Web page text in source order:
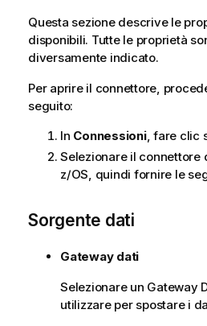
r
m
a
i
c
Questa sezione descrive le
disponibili. Tutte le proprietà
diversamente indicato.
Per aprire il connettore,
seguito:
In Connessioni, fare clic
Selezionare il connettore
z/OS , quindi fornire le
Sorgente dati
Gateway dati
Selezionare un Gateway
utilizzare per spostare i